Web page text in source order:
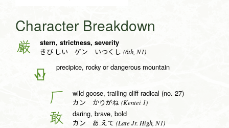
Character Breakdown
厳 stern, strictness, severity
きび.しい ゲン いつくし (6th, N1)
𠪚 precipice, rocky or dangerous mountain
厂 wild goose, trailing cliff radical (no. 27)
カン かりがね (Kentei 1)
敢 daring, brave, bold
カン あ.えて (Late Jr. High, N1)